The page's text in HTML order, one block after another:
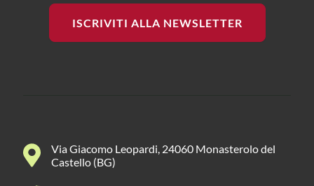
ISCRIVITI ALLA NEWSLETTER
Via Giacomo Leopardi, 24060 Monasterolo del
Castello (BG)